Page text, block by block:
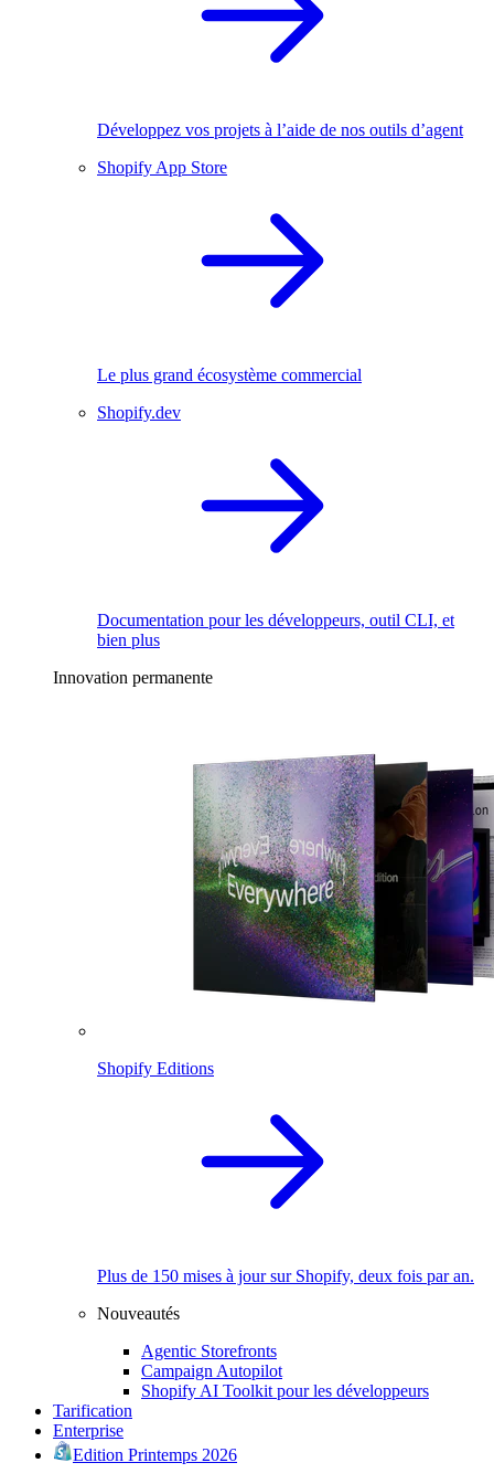
Développez vos projets à l’aide de nos outils d’agent
Shopify App Store
Le plus grand écosystème commercial
Shopify.dev
Documentation pour les développeurs, outil CLI, et
bien plus
Innovation permanente
Shopify Editions
Plus de 150 mises à jour sur Shopify, deux fois par an.
Nouveautés
Agentic Storefronts
Campaign Autopilot
Shopify AI Toolkit pour les développeurs
Tarification
Enterprise
Edition Printemps 2026